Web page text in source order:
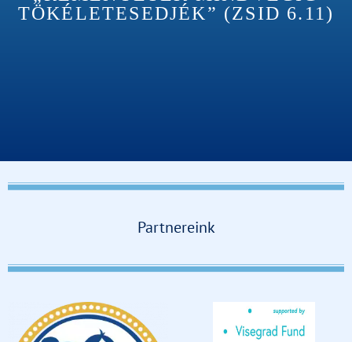
TÖKÉLETESEDJÉK” (ZSID 6.11)
Partnereink